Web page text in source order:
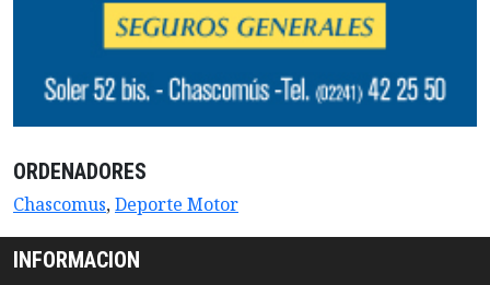
ORDENADORES
Chascomus,Deporte Motor
INFORMACION